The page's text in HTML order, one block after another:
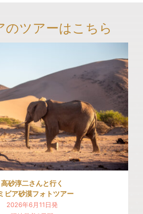
のツアーはこちら
高砂淳二さんと行く
ビア砂漠フォトツアー
2026年6月11日発